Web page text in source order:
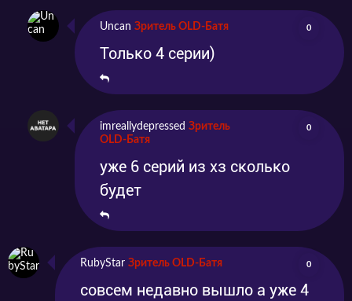
Uncan Зритель OLD-Батя 0
Только 4 серии)
imreallydepressed Зритель
OLD-Батя
0
уже 6 серий из хз сколько
будет
RubyStar Зритель OLD-Батя 0
совсем недавно вышло а уже 4